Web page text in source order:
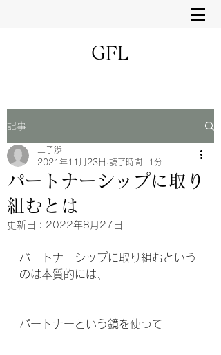
GFL
記事
パートナーシップに取り
組むとは
二子渉
2021年11月23日 読了時間: 1分
更新日： 2022年8月27日
パートナーシップに取り組むという
のは本質的には、
パートナーという鏡を使って